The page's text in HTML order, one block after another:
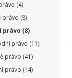
(4)
právo (8)
právo (8)
právo (11)
právo (41)
právo (14)